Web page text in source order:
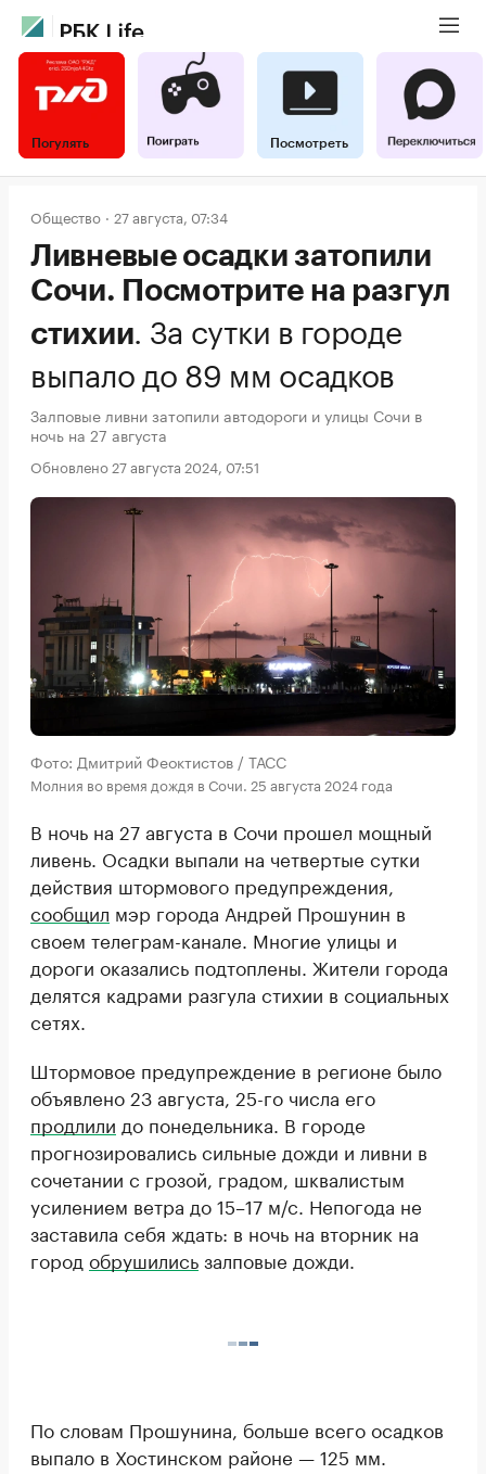
Погулять Посмотреть
Общество 27 августа, 07:34
Ливневые осадки затопили
Сочи. Посмотрите на разгул
стихии. За сутки в городе
выпало до 89 мм осадков
Залповые ливни затопили автодороги и улицы Сочи в
ночь на 27 августа
Обновлено 27 августа 2024, 07:51
Фото: Дмитрий Феоктистов / ТАСС
Молния во время дождя в Сочи. 25 августа 2024 года
В ночь на 27 августа в Сочи прошел мощный
ливень. Осадки выпали на четвертые сутки
действия штормового предупреждения,
сообщил мэр города Андрей Прошунин в
своем телеграм-канале. Многие улицы и
дороги оказались подтоплены. Жители города
делятся кадрами разгула стихии в социальных
сетях.
Штормовое предупреждение в регионе было
объявлено 23 августа, 25-го числа его
продлили до понедельника. В городе
прогнозировались сильные дожди и ливни в
сочетании с грозой, градом, шквалистым
усилением ветра до 15–17 м/с. Непогода не
заставила себя ждать: в ночь на вторник на
город обрушилисьзалповые дожди.
По словам Прошунина, больше всего осадков
выпало в Хостинском районе — 125 мм.